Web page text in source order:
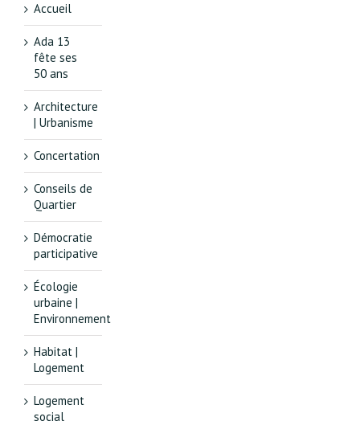
Accueil
Ada 13
fête ses
50 ans
Architecture
| Urbanisme
Concertation
Conseils de
Quartier
Démocratie
participative
Écologie
urbaine |
Environnement
Habitat |
Logement
Logement
social